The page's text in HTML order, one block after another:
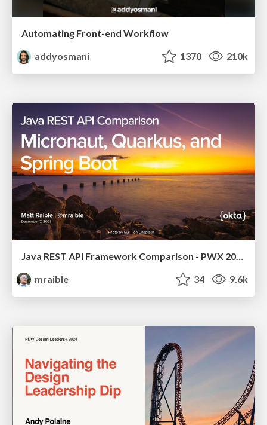
Automating Front-end Workflow
addyosmani
1370 210k
mraible
34 9.6k